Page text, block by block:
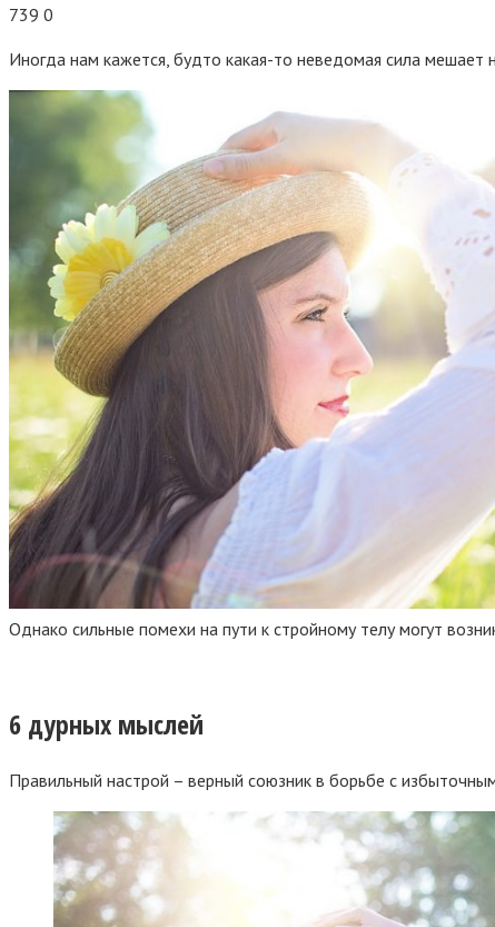
739 0
Иногда нам кажется, будто какая-то неведомая сила мешает
Однако сильные помехи на пути к стройному телу могут
6 дурных мыслей
Правильный настрой – верный союзник в борьбе с